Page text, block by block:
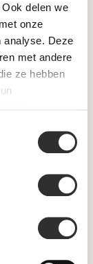
delen we
onze
analyse. Deze
met andere
ze hebben